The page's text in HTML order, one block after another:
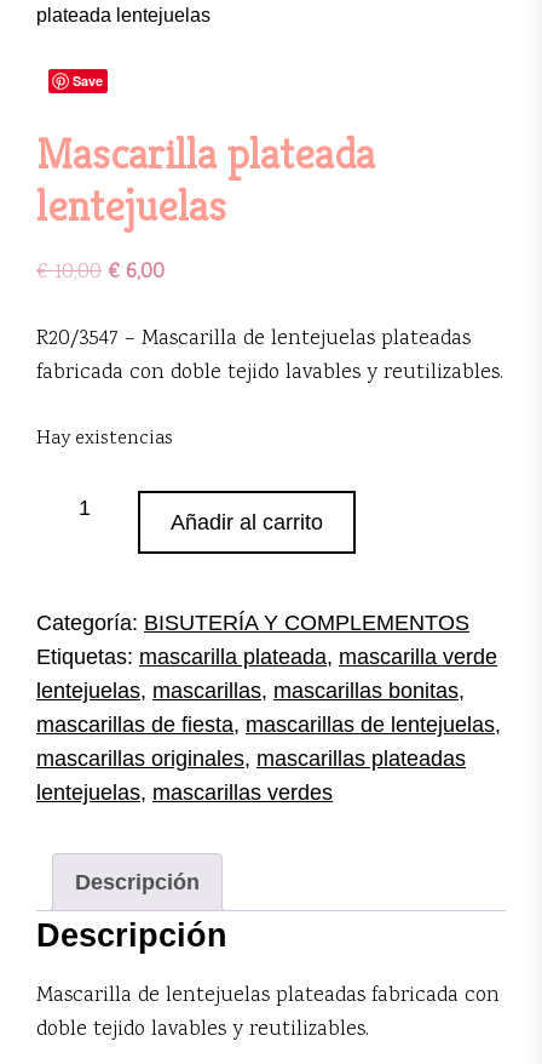
plateada lentejuelas
Save
Mascarilla plateada
lentejuelas
€10,00€ 6,00
R20/3547 – Mascarilla de lentejuelas plateadas
fabricada con doble tejido lavables y reutilizables.
Hay existencias
Mascarilla
Añadir al carrito
Categoría: BISUTERÍA Y COMPLEMENTOS
Etiquetas: mascarilla plateada, mascarilla verde
lentejuelas, mascarillas, mascarillas bonitas,
mascarillas de fiesta, mascarillas de lentejuelas,
mascarillas originales, mascarillas plateadas
lentejuelas, mascarillas verdes
Descripción
Descripción
Mascarilla de lentejuelas plateadas fabricada con
doble tejido lavables y reutilizables.